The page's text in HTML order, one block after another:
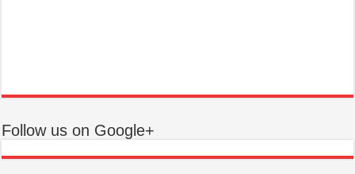
Follow us on Google+